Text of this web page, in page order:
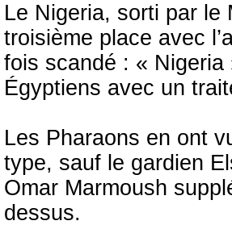
Le Nigeria, sorti par le
troisième place avec
fois scandé : «
Égyptiens avec un
Les Pharaons en ont
type, sauf le gardien
Omar Marmoush
dessus.